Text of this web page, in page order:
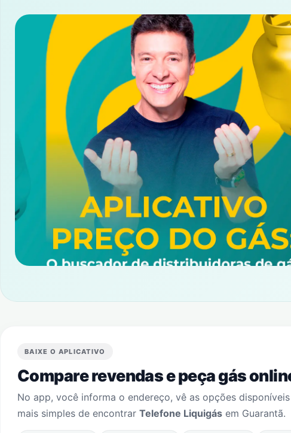
BAIXE O APLICATIVO
Compare revendas e peça gás
No app, você informa o endereço, vê as opções
mais simples de encontrar Telefone Liquigás em Guarantã.